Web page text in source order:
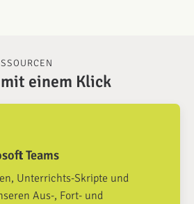
einem Klick
Teams
Unterrichts-Skripte und
Aus-, Fort- und